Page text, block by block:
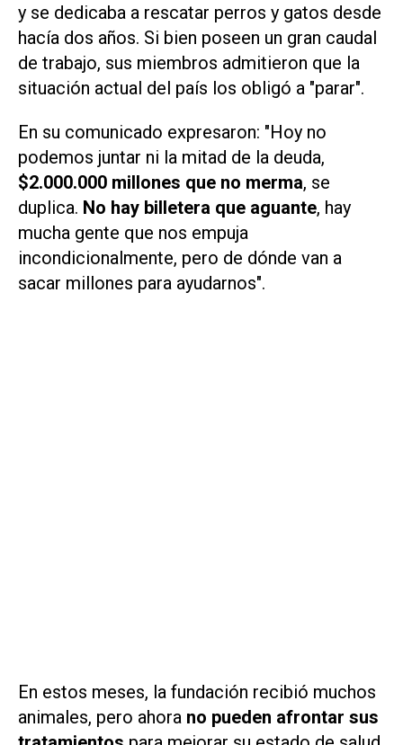
y se dedicaba a rescatar perros y gatos desde
hacía dos años. Si bien poseen un gran caudal
de trabajo, sus miembros admitieron que la
situación actual del país los obligó a "parar".
En su comunicado expresaron: "Hoy no
podemos juntar ni la mitad de la deuda,
$2.000.000 millones que no merma, se
duplica. No hay billetera que aguante, hay
mucha gente que nos empuja
incondicionalmente, pero de dónde van a
sacar millones para ayudarnos".
En estos meses, la fundación recibió muchos
animales, pero ahora no pueden afrontar sus